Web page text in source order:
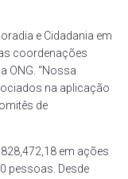
e Cidadania em
coordenações
ONG. “Nossa
na aplicação
de
em ações
pessoas. Desde